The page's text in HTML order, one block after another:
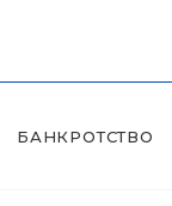
БАНКРОТСТВО